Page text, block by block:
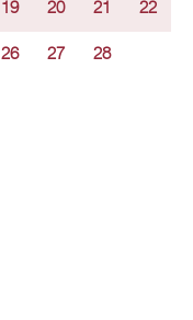
19 20 21 22
26 27 28